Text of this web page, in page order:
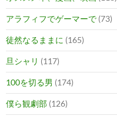
アラフィフでゲーマーで (73)
徒然なるままに (165)
旦シャリ (117)
100を切る男 (174)
僕ら観劇部 (126)